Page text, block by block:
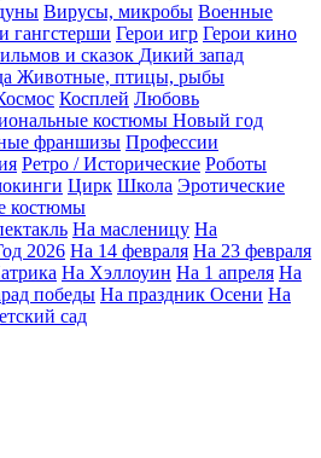
Вирусы, микробы Военные
гангстерши Герои игр Герои кино
и сказок Дикий запад
Животные, птицы, рыбы
Косплей Любовь
костюмы Новый год
франшизы Профессии
Ретро / Исторические Роботы
Цирк Школа Эротические
костюмы
На масленицу На
2026 На 14 февраля На 23 февраля
На Хэллоуин На 1 апреля На
победы На праздник Осени На
сад